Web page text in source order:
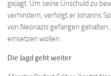
gejagt. Um seine Unschuld zu
verhindern, verfolgt er Johanns
von Neonazis gefangen
einsetzen wollen.
Die Jagd geht weiter